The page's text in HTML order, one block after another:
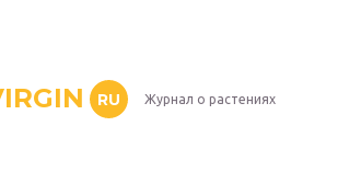
RU Журнал о растениях